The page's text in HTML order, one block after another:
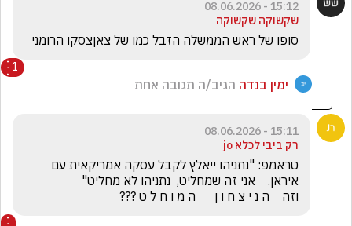
15:12 - 08.06.2026
שקשוקה שקשוקה
סופו של ראש הממשלה הזבל כמו של צאןצסקו הרומני
1
ימין בנדה הגיב/ה תגובה אחת
15:11 - 08.06.2026
רק ביבי לכלא jo
וזה    ה נ י צ ח ו ן      ה מ ו ח ל ט ???